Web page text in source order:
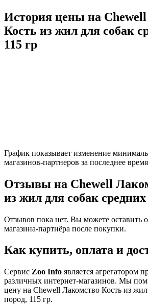
История цены на
Кость из жил для собак
115 гр
График показывает изменение
магазинов-партнеров за последнее
Отзывы на Chewell
из жил для собак средних
Отзывов пока нет. Вы можете оставить
магазина-партнёра после покупки.
Как купить, оплата и
Сервис Zoo Info является агрегатором
различных интернет-магазинов. Мы
цену на Chewell Лакомство Кость из
пород, 115 гр.